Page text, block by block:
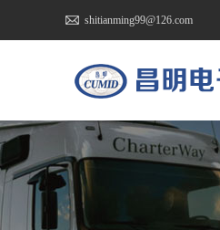
shitianming99@126.com